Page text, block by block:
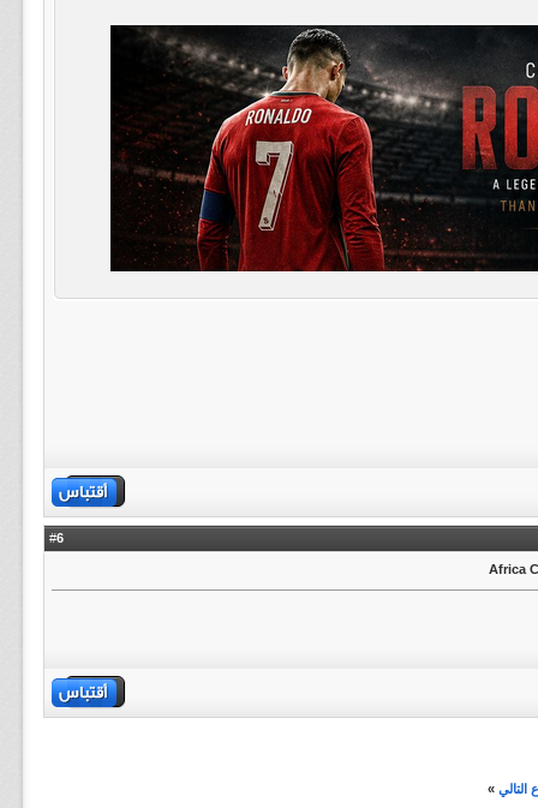
6
التالي »